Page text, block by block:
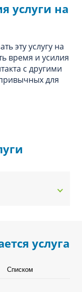
услуги на
эту услугу на
время и усилия
с другими
для
услуга
Списком